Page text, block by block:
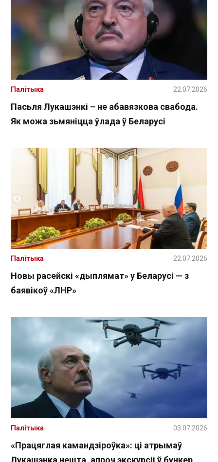
Пасьля Лукашэнкі – не абавязкова свабода.
Як можа зьмяніцца ўлада ў Беларусі
Палітыка 22.07.2026
Новы расейскі «дыплямат» у Беларусі — з
баявікоў «ЛНР»
Палітыка 22.07.2026
«Працяглая камандзіроўка»: ці атрымаў
Лукашэнка нешта, апроч экскурсіі ў бункер
Палітыка 03.07.2026